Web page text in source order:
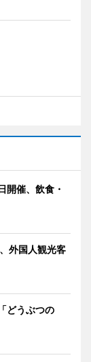
催、飲食・
外国人観光客
どうぶつの